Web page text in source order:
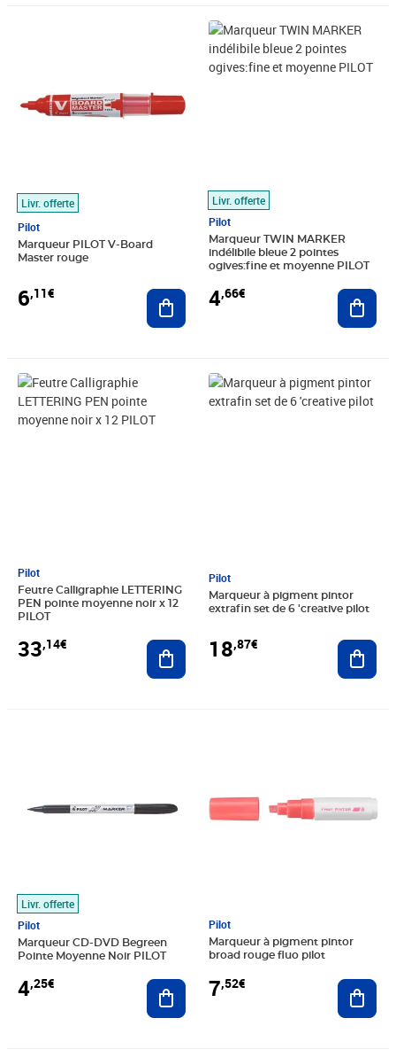
Livr. offerte
Pilot
Marqueur PILOT V-Board
Master rouge
6,11€ Ajouter au panier
Livr. offerte
Pilot
Marqueur TWIN MARKER
indélibile bleue 2 pointes
ogives:fine et moyenne PILOT
4,66€
Prix 4,66€
Pilot
Feutre Calligraphie LETTERING
PEN pointe moyenne noir x 12
PILOT
33,14€
Prix 33,14€
Ajouter au panier
Pilot
Marqueur à pigment pintor
extrafin set de 6 'creative pilot
18,87€
Prix 18,87€
Livr. offerte
Pilot
Marqueur CD-DVD Begreen
Pointe Moyenne Noir PILOT
4,25€ Ajouter au panier
Pilot
Marqueur à pigment pintor
broad rouge fluo pilot
7,52€